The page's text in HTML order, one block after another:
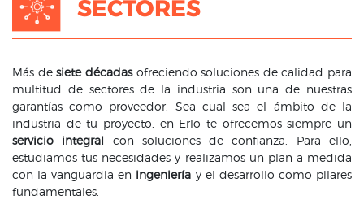
SECTORES
Más desiete décadasofreciendo soluciones de calidad para
multitud de sectores de la industria son una de nuestras
garantías como proveedor. Sea cual sea el ámbito de la
industria de tu proyecto, en Erlo te ofrecemos siempre un
servicio integral con soluciones de confianza. Para ello,
estudiamos tus necesidades y realizamos un plan a medida
con la vanguardia en ingeniería y el desarrollo como pilares
fundamentales.